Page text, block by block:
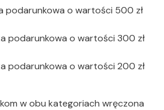
podarunkowa o wartości 500 zł
podarunkowa o wartości 300 zł
podarunkowa o wartości 200 zł
w obu kategoriach wręczona